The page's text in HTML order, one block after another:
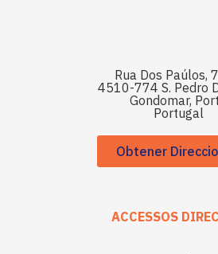
Rua Dos Paúlos,
4510-774 S. Pedro
Gondomar,
Portugal
Obtener
ACCESSOS